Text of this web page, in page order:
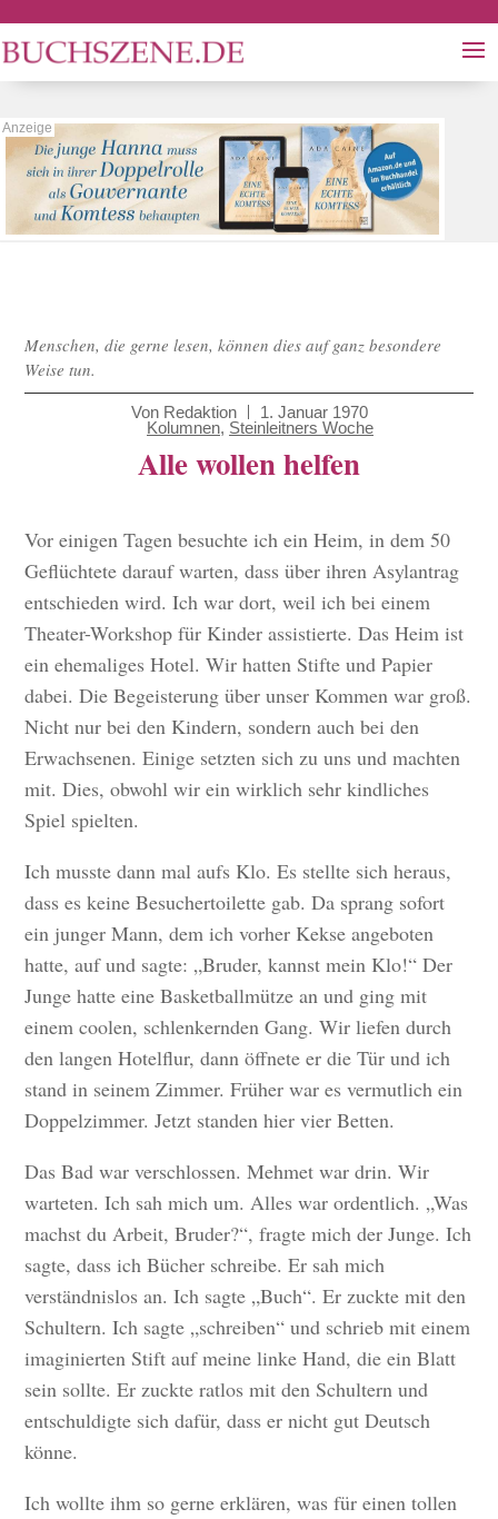
Menschen, die gerne lesen, können dies auf ganz besondere
Weise tun.
Von Redaktion
1. Januar 1970
Kolumnen, Steinleitners Woche
Alle wollen helfen
Vor einigen Tagen besuchte ich ein Heim, in dem 50
Geflüchtete darauf warten, dass über ihren Asylantrag
entschieden wird. Ich war dort, weil ich bei einem
Theater-Workshop für Kinder assistierte. Das Heim ist
ein ehemaliges Hotel. Wir hatten Stifte und Papier
dabei. Die Begeisterung über unser Kommen war groß.
Nicht nur bei den Kindern, sondern auch bei den
Erwachsenen. Einige setzten sich zu uns und machten
mit. Dies, obwohl wir ein wirklich sehr kindliches
Spiel spielten.
Ich musste dann mal aufs Klo. Es stellte sich heraus,
dass es keine Besuchertoilette gab. Da sprang sofort
ein junger Mann, dem ich vorher Kekse angeboten
hatte, auf und sagte: „Bruder, kannst mein Klo!“ Der
Junge hatte eine Basketballmütze an und ging mit
einem coolen, schlenkernden Gang. Wir liefen durch
den langen Hotelflur, dann öffnete er die Tür und ich
stand in seinem Zimmer. Früher war es vermutlich ein
Doppelzimmer. Jetzt standen hier vier Betten.
Das Bad war verschlossen. Mehmet war drin. Wir
warteten. Ich sah mich um. Alles war ordentlich. „Was
machst du Arbeit, Bruder?“, fragte mich der Junge. Ich
sagte, dass ich Bücher schreibe. Er sah mich
verständnislos an. Ich sagte „Buch“. Er zuckte mit den
Schultern. Ich sagte „schreiben“ und schrieb mit einem
imaginierten Stift auf meine linke Hand, die ein Blatt
sein sollte. Er zuckte ratlos mit den Schultern und
entschuldigte sich dafür, dass er nicht gut Deutsch
könne.
Ich wollte ihm so gerne erklären, was für einen tollen